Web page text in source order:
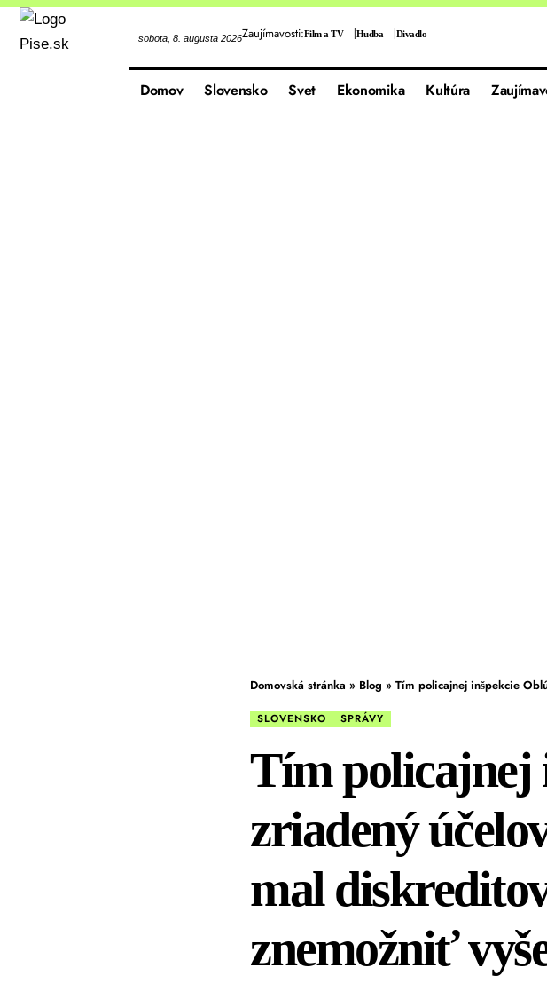
sobota, 8. augusta 2026Zaujímavosti:Film a TV Hudba Divadlo
Domov Slovensko Svet Ekonomika Kultúra
Domovská stránka » Blog » Tím policajnej inšpekcie Oblúk
SLOVENSKO SPRÁVY
Tím policajnej
zriadený
mal
znemožniť